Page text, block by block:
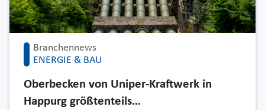
Branchennews
ENERGIE & BAU
Oberbecken von Uniper-Kraftwerk in
Happurg größtenteils…